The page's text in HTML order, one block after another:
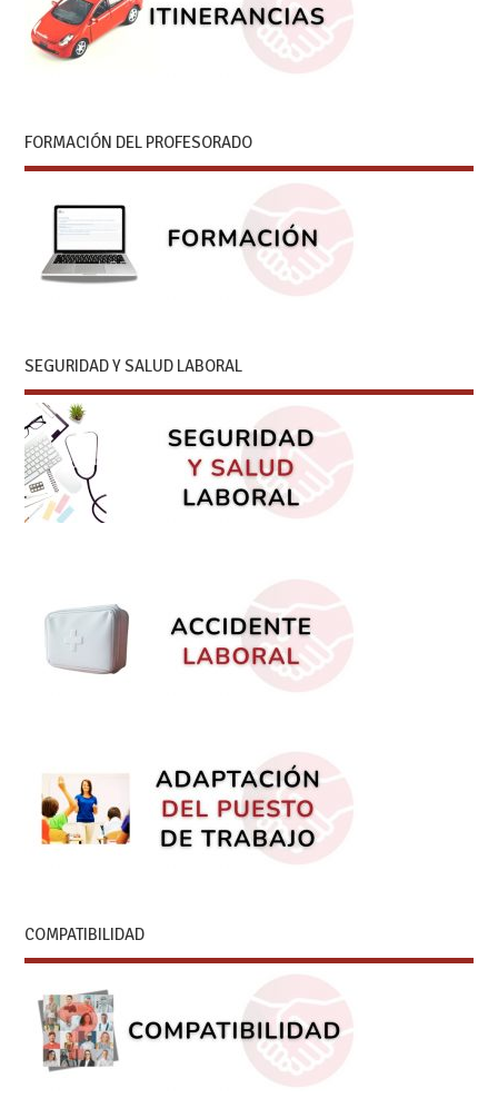
FORMACIÓN DEL PROFESORADO
SEGURIDAD Y SALUD LABORAL
COMPATIBILIDAD